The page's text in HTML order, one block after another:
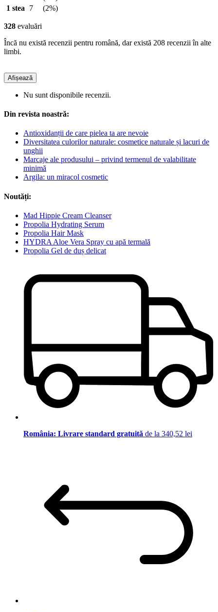
1 stea
7 (2%)
328 evaluări
Încă nu există recenzii pentru română, dar există 208 recenzii în alte
limbi.
Afișează
Nu sunt disponibile recenzii.
Din revista noastră:
Antioxidanții de care pielea ta are nevoie
Diversitatea culorilor naturale: cosmetice naturale și lacuri de
unghii
Marcaje ale produsului – privind termenul de valabilitate
minimă
Argila: un miracol cosmetic
Noutăți:
Mad Hippie Cream Cleanser
Propolia Hydrating Serum
Propolia Hair Mask
HYDRA Aloe Vera Spray cu apă termală
Propolia Gel de duș delicat
România: Livrare standard gratuită de la 340,52 lei